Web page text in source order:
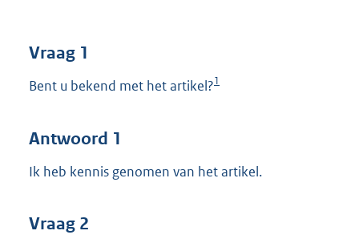
Vraag 1
Bent u bekend met het artikel?1
Antwoord 1
Ik heb kennis genomen van het artikel.
Vraag 2